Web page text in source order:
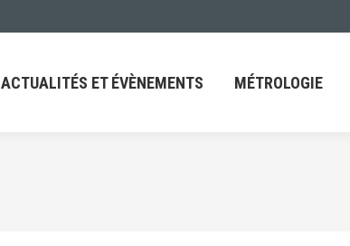
ACTUALITÉS ET ÉVÈNEMENTS MÉTROLOGIE
ET ÉVÈNEMENTS MÉTROLOGIE FAQ